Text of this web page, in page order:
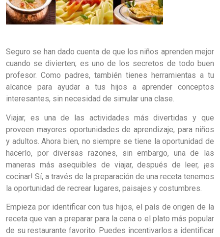
Seguro se han dado cuenta de que los niños aprenden mejor
cuando se divierten; es uno de los secretos de todo buen
profesor. Como padres, también tienes herramientas a tu
alcance para ayudar a tus hijos a aprender conceptos
interesantes, sin necesidad de simular una clase.
Viajar, es una de las actividades más divertidas y que
proveen mayores oportunidades de aprendizaje, para niños
y adultos. Ahora bien, no siempre se tiene la oportunidad de
hacerlo, por diversas razones, sin embargo, una de las
maneras más asequibles de viajar, después de leer, ¡es
cocinar! Sí, a través de la preparación de una receta tenemos
la oportunidad de recrear lugares, paisajes y costumbres.
Empieza por identificar con tus hijos, el país de origen de la
receta que van a preparar para la cena o el plato más popular
de su restaurante favorito. Puedes incentivarlos a identificar